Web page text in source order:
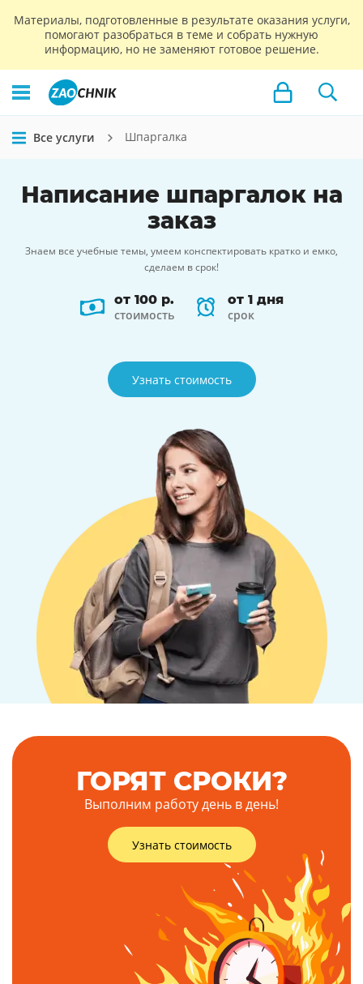
Материалы, подготовленные в результате оказания услуги,
помогают разобраться в теме и собрать нужную
информацию, но не заменяют готовое решение.
Все услуги Шпаргалка
Написание шпаргалокна
заказ
Знаем все учебные темы, умеем конспектировать кратко и емко,
сделаем в срок!
от 100 р.
стоимость
от 1 дня
срок
Узнать стоимость
ГОРЯТ СРОКИ?
Выполним работу день в день!
Узнать стоимость